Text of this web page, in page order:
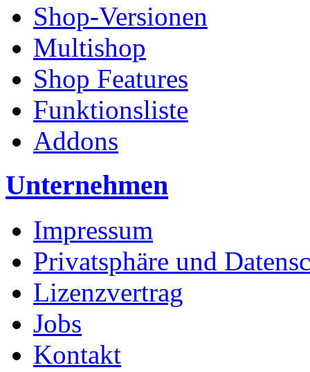
Shop-Versionen
Multishop
Shop Features
Funktionsliste
Addons
Unternehmen
Impressum
Privatsphäre und
Lizenzvertrag
Jobs
Kontakt